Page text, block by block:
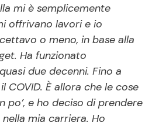
mi è semplicemente
offrivano lavori e io
o meno, in base alla
Ha funzionato
due decenni. Fino a
COVID. È allora che le cose
po’, e ho deciso di prendere
mia carriera. Ho